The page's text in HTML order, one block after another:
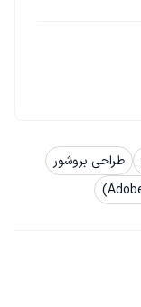
طراحی بروشور